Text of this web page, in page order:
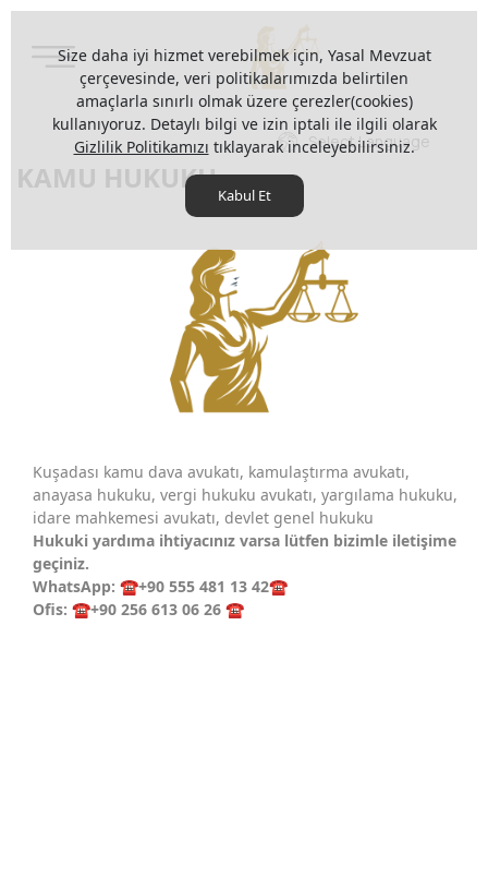
KAMU HUKUKU
Kuşadası kamu dava avukatı, kamulaştırma avukatı,
anayasa hukuku, vergi hukuku avukatı, yargılama hukuku,
idare mahkemesi avukatı, devlet genel hukuku
Hukuki yardıma ihtiyacınız varsa lütfen bizimle iletişime
geçiniz.
WhatsApp: ☎️+90 555 481 13 42☎️
Ofis: ☎️+90 256 613 06 26 ☎️
Select Language
Size daha iyi hizmet verebilmek için, Yasal Mevzuat
çerçevesinde, veri politikalarımızda belirtilen
amaçlarla sınırlı olmak üzere çerezler(cookies)
kullanıyoruz. Detaylı bilgi ve izin iptali ile ilgili olarak
Gizlilik Politikamızı tıklayarak inceleyebilirsiniz.
Kabul Et